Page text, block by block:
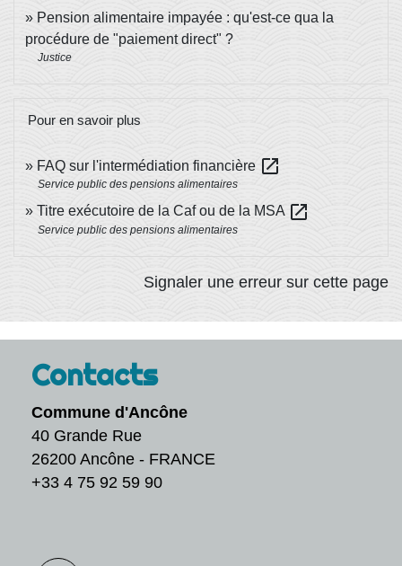
Pension alimentaire impayée : qu'est-ce qua la
procédure de "paiement direct" ?
Justice
Pour en savoir plus
FAQ sur l'intermédiation financière open_in_new
Service public des pensions alimentaires
Titre exécutoire de la Caf ou de la MSA open_in_new
Service public des pensions alimentaires
Signaler une erreur sur cette page
Contacts
Commune d'Ancône
40 Grande Rue
26200 Ancône - FRANCE
+33 4 75 92 59 90